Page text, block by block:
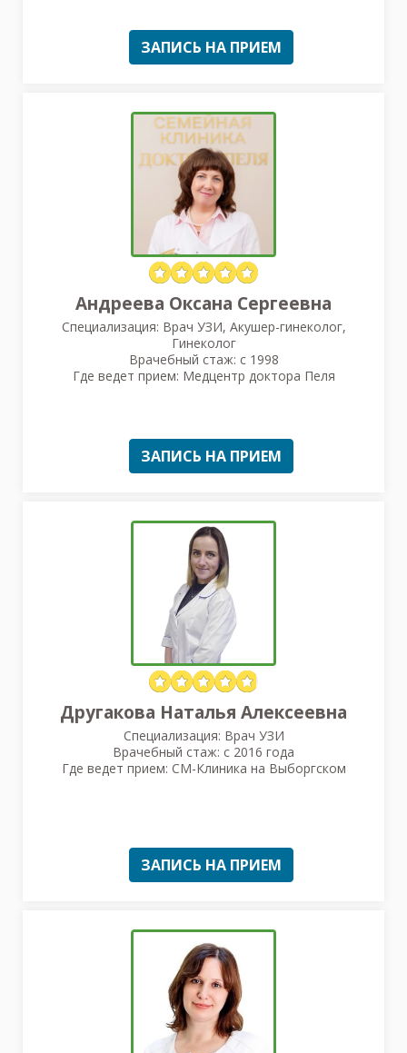
ЗАПИСЬ НА ПРИЕМ
Андреева Оксана Сергеевна
Специализация: Врач УЗИ, Акушер-гинеколог,
Гинеколог
Врачебный стаж: с 1998
Где ведет прием: Медцентр доктора Пеля
ЗАПИСЬ НА ПРИЕМ
Другакова Наталья Алексеевна
Специализация: Врач УЗИ
Врачебный стаж: с 2016 года
Где ведет прием: СМ-Клиника на Выборгском
ЗАПИСЬ НА ПРИЕМ